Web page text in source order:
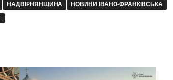
НАДВІРНЯНЩИНА
НОВИНИ ІВАНО-ФРАНКІВСЬКА